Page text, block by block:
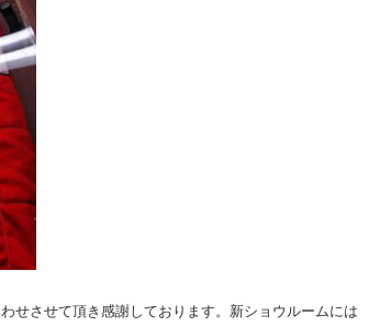
せさせて頂き感謝しております。新ショウルームには